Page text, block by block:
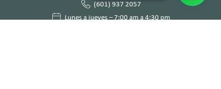
(601) 937 2057
Lunes a jueves – 7:00 am a 4:30 pm